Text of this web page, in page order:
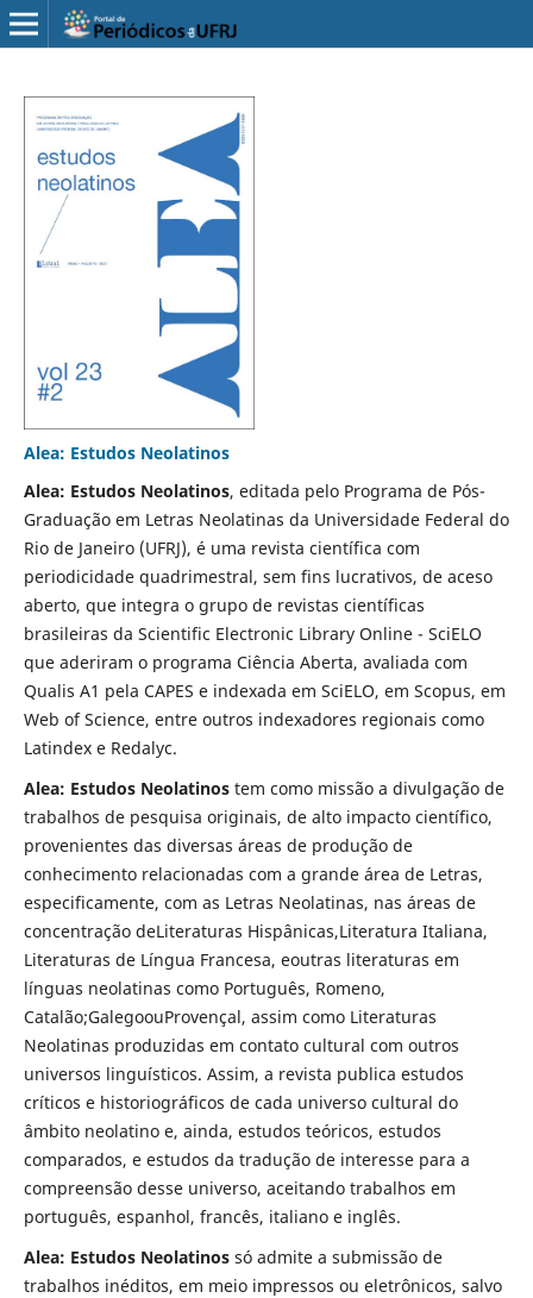
Alea: Estudos Neolatinos
Alea: Estudos Neolatinos, editada pelo Programa de Pós-
Graduação em Letras Neolatinas da Universidade Federal do
Rio de Janeiro (UFRJ), é uma revista científica com
periodicidade quadrimestral, sem fins lucrativos, de aceso
aberto, que integra o grupo de revistas científicas
brasileiras da Scientific Electronic Library Online - SciELO
que aderiram o programa Ciência Aberta, avaliada com
Qualis A1 pela CAPES e indexada em SciELO, em Scopus, em
Web of Science, entre outros indexadores regionais como
Latindex e Redalyc.
Alea: Estudos Neolatinostem como missão a divulgação de
trabalhos de pesquisa originais, de alto impacto científico,
provenientes das diversas áreas de produção de
conhecimento relacionadas com a grande área de Letras,
especificamente, com as Letras Neolatinas, nas áreas de
concentração deLiteraturas Hispânicas,Literatura Italiana,
Literaturas de Língua Francesa, eoutras literaturas em
línguas neolatinas como Português, Romeno,
Catalão;GalegoouProvençal, assim como Literaturas
Neolatinas produzidas em contato cultural com outros
universos linguísticos. Assim, a revista publica estudos
críticos e historiográficos de cada universo cultural do
âmbito neolatino e, ainda, estudos teóricos, estudos
comparados, e estudos da tradução de interesse para a
compreensão desse universo, aceitando trabalhos em
português, espanhol, francês, italiano e inglês.
Alea: Estudos Neolatinossó admite a submissão de
trabalhos inéditos, em meio impressos ou eletrônicos, salvo